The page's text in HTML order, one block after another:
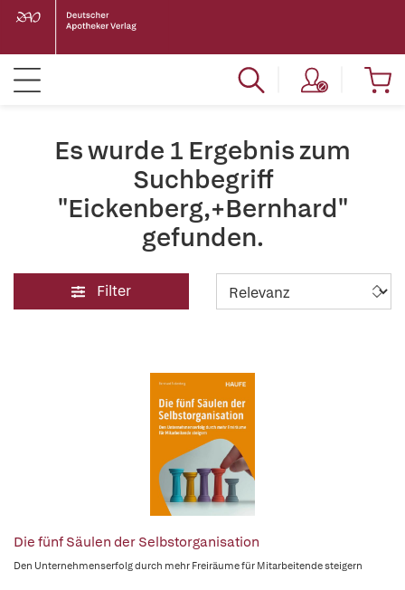
Es wurde 1 Ergebnis zum
Suchbegriff
"Eickenberg,+Bernhard"
gefunden.
Filter
Die fünf Säulen der Selbstorganisation
Den Unternehmenserfolg durch mehr Freiräume für Mitarbeitende steigern